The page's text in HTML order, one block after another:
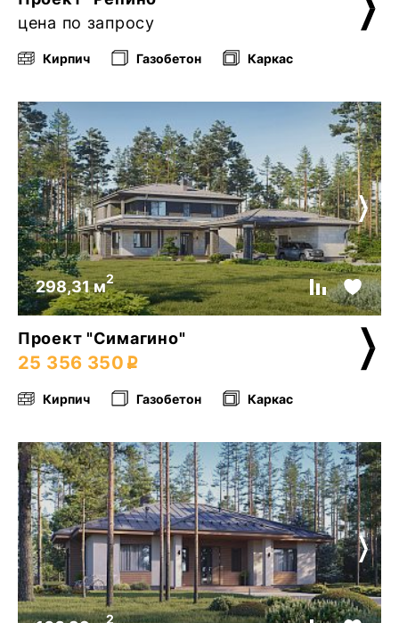
цена по запросу
Кирпич Газобетон Каркас
298,31 м2
Проект "Симагино"
25 356 350
Кирпич Газобетон Каркас
2